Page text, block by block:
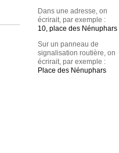
Dans une adresse, on
écrirait, par exemple :
10, place des Nénuphars
Sur un panneau de
signalisation routière, on
écrirait, par exemple :
Place des Nénuphars